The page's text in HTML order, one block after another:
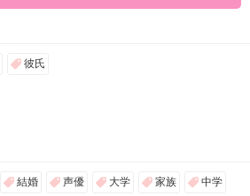
彼氏
結婚 声優 大学 家族 中学